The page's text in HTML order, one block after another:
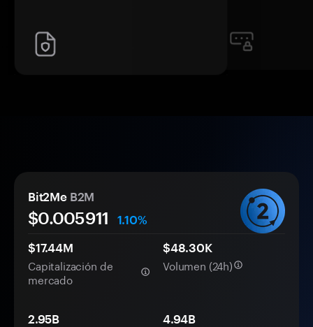
Bit2Me B2M
$0.005911
1.10%
$17.44M
Capitalización de
mercado
$48.30K
Volumen (24h)
2.95B 4.94B